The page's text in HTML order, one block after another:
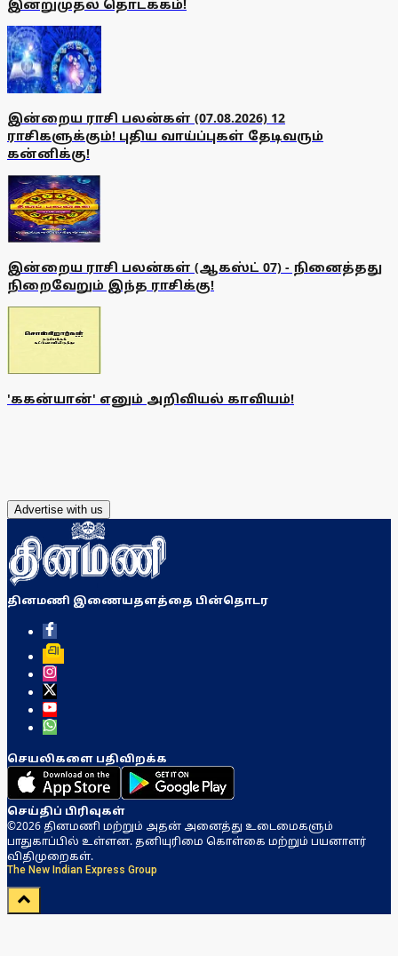
இன்றுமுதல் தொடக்கம்!
இன்றைய ராசி பலன்கள் (07.08.2026) 12
ராசிகளுக்கும்! புதிய வாய்ப்புகள் தேடிவரும்
கன்னிக்கு!
இன்றைய ராசி பலன்கள் (ஆகஸ்ட் 07) - நினைத்தது
நிறைவேறும் இந்த ராசிக்கு!
'ககன்யான்' எனும் அறிவியல் காவியம்!
Advertise with us
தினமணி இணையதளத்தை பின்தொடர
செயலிகளை பதிவிறக்க
செய்திப் பிரிவுகள்
©2026 தினமணி மற்றும் அதன் அனைத்து உடைமைகளும்
பாதுகாப்பில் உள்ளன. தனியுரிமை கொள்கை மற்றும் பயனாளர்
விதிமுறைகள்.
The New Indian Express Group